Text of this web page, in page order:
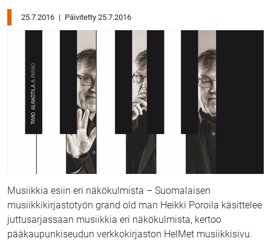
25.7.2016 | Päivitetty 25.7.2016
Musiikkia esiin eri näkökulmista – Suomalaisen
musiikkikirjastotyön grand old man Heikki Poroila käsittelee
juttusarjassaan musiikkia eri näkökulmista, kertoo
pääkaupunkiseudun verkkokirjaston HelMet musiikkisivu.